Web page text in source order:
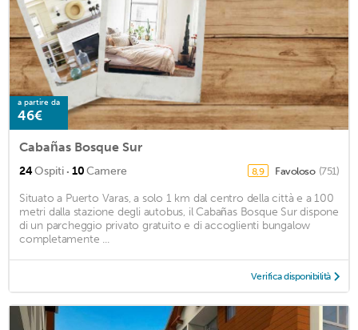
a partire da
46€
Cabañas Bosque Sur
24Ospiti · 10Camere 8,9 Favoloso (751)
Situato a Puerto Varas, a solo 1 km dal centro della città e a 100
metri dalla stazione degli autobus, il Cabañas Bosque Sur dispone
di un parcheggio privato gratuito e di accoglienti bungalow
completamente ...
Verifica disponibilità